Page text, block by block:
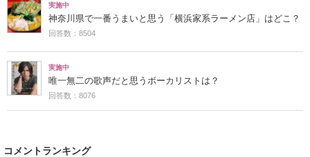
実施中
神奈川県で一番うまいと思う「横浜家系ラーメン店」はどこ？
回答数：8504
実施中
唯一無二の歌声だと思うボーカリストは？
回答数：8076
コメントランキング